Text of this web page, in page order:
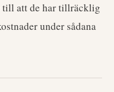
till att de har tillräcklig
under sådana